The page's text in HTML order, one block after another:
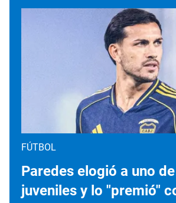
FÚTBOL
Paredes elogió a uno
juveniles y lo "premió"